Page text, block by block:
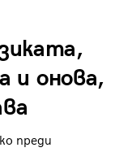
и онова,
преди